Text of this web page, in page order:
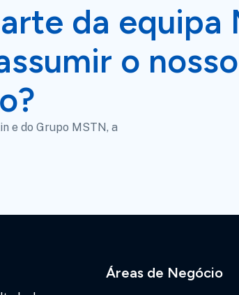
da equipa
o nosso
e do Grupo MSTN, a
Áreas de Negócio